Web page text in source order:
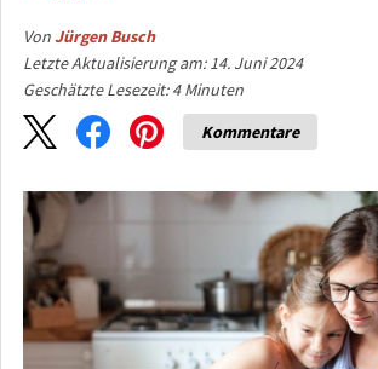
VonJürgen Busch
Letzte Aktualisierung am: 14. Juni 2024
Geschätzte Lesezeit:4 Minuten
Kommentare